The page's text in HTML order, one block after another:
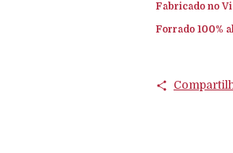
Fabricado no
Forrado 100%